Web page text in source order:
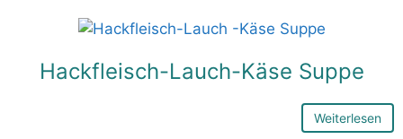
Hackfleisch-Lauch-Käse Suppe
Weiterlesen